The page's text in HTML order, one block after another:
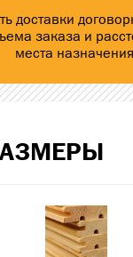
доставки
заказа и
места